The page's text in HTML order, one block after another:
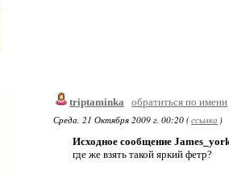
triptaminka
обратиться по имени
Среда, 21 Октября 2009 г. 00:20 (ссылка )
Исходное сообщение
где же взять такой яркий фетр?